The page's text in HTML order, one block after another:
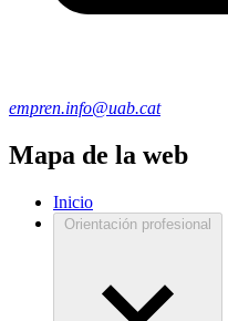
empren.info@uab.cat
Mapa de la web
Inicio
Orientación profesional